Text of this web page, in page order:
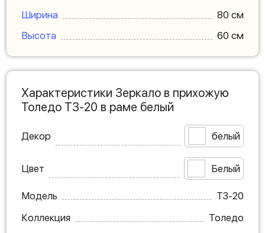
Ширина
80 см
Высота
60 см
Характеристики Зеркало в прихожую
Толедо ТЗ-20 в раме белый
Декор белый
Цвет Белый
Модель
ТЗ-20
Коллекция
Толедо